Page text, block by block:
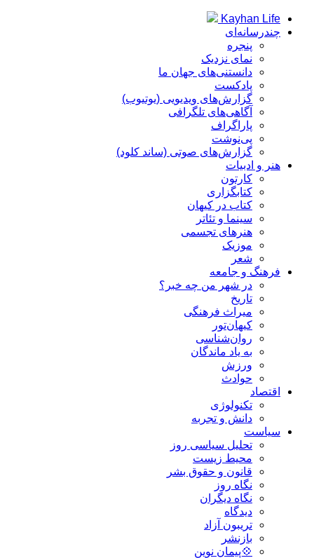
Kayhan Life
چندرسانه‌ای
پنجره
نمای نزدیک
دانستنی‌های جهان ما
پادکست
گزارش‌های ویدیویی (یوتیوب)
آگاهی‌های تلگرافی
پاراگراف
پی‌نوشت
گزارش‌های صوتی (ساند کلود)
هنر و ادبیات
کارتون
کتابگزاری
کتاب در کیهان
سینما و تئاتر
هنرهای تجسمی
موزیک
شعر
فرهنگ و جامعه
در شهر من چه خبر؟
تاریخ
میراث فرهنگی
کیهان‌تور
روان‌شناسی
به یاد ماندگان
ورزش
حوادث
اقتصاد
تکنولوژی
دانش و تجربه
سیاست
تحلیل سیاسی روز
محیط زیست
قانون و حقوق بشر
نگاه روز
نگاه دیگران
دیدگاه
تریبون آزاد
بازنشر
💠پیمان نوین